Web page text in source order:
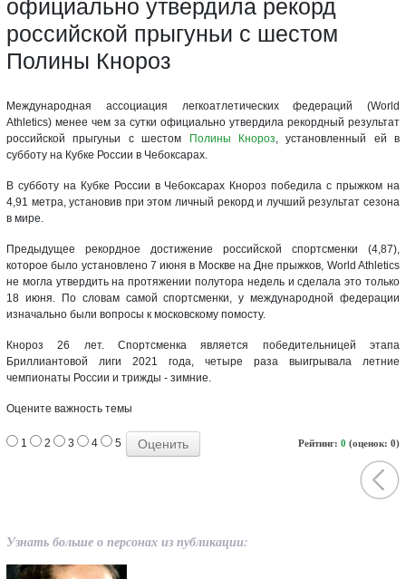
официально утвердила рекорд
российской прыгуньи с шестом
Полины Кнороз
Международная ассоциация легкоатлетических федераций (World
Athletics) менее чем за сутки официально утвердила рекордный результат
российской прыгуньи с шестом
Полины Кнороз, установленный ей в
субботу на Кубке России в Чебоксарах.
В субботу на Кубке России в Чебоксарах Кнороз победила с прыжком на
4,91 метра, установив при этом личный рекорд и лучший результат сезона
в мире.
Предыдущее рекордное достижение российской спортсменки (4,87),
которое было установлено 7 июня в Москве на Дне прыжков, World Athletics
не могла утвердить на протяжении полутора недель и сделала это только
18 июня. По словам самой спортсменки, у международной федерации
изначально были вопросы к московскому помосту.
Кнороз 26 лет. Спортсменка является победительницей этапа
Бриллиантовой лиги 2021 года, четыре раза выигрывала летние
чемпионаты России и трижды - зимние.
Оцените важность темы
Рейтинг: 0 (оценок: 0)
1 2 3 4 5
Узнать больше о персонах из публикации: